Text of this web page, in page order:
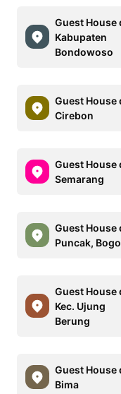
Guest House
Kabupaten
Bondowoso
Guest House
Cirebon
Guest House
Semarang
Guest House
Puncak,
Guest House
Kec. Ujung
Berung
Guest House
Bima